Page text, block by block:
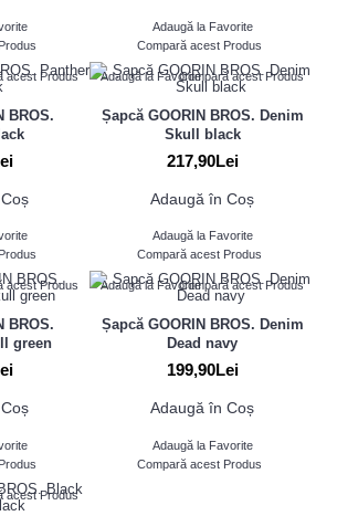
Adaugă la Favorite
Compară acest Produs
acest Produs
BROS.
Adaugă la FavoriteCompară acest Produs
Șapcă GOORIN BROS. Denim
Skull black
217,90Lei
Adaugă în Coș
Adaugă la Favorite
Compară acest Produs
acest Produs
BROS.
green
Adaugă la FavoriteCompară acest Produs
Șapcă GOORIN BROS. Denim
Dead navy
199,90Lei
Adaugă în Coș
Adaugă la Favorite
Compară acest Produs
acest Produs